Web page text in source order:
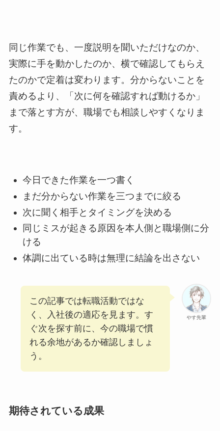
同じ作業でも、一度説明を聞いただけなのか、
実際に手を動かしたのか、横で確認してもらえ
たのかで定着は変わります。分からないことを
責めるより、「次に何を確認すれば動けるか」
まで落とす方が、職場でも相談しやすくなりま
す。
今日できた作業を一つ書く
まだ分からない作業を三つまでに絞る
次に聞く相手とタイミングを決める
同じミスが起きる原因を本人側と職場側に分
ける
体調に出ている時は無理に結論を出さない
やす先輩
この記事では転職活動ではな
く、入社後の適応を見ます。す
ぐ次を探す前に、今の職場で慣
れる余地があるか確認しましょ
う。
期待されている成果